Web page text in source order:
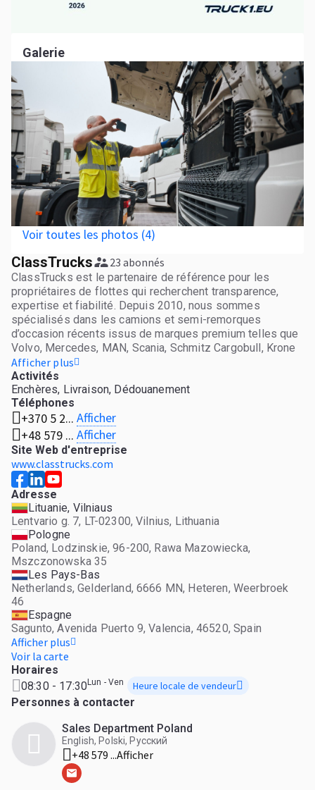
ClassTrucks 23 abonnés
ClassTrucks est le partenaire de référence pour les
propriétaires de flottes qui recherchent transparence,
expertise et fiabilité. Depuis 2010, nous sommes
spécialisés dans les camions et semi-remorques
d’occasion récents issus de marques premium telles que
Volvo, Mercedes, MAN, Scania, Schmitz Cargobull, Krone
et Chereau. Tous nos véhicules proviennent d’un seul
propriétaire et sont accompagnés d’un historique
d’entretien complet. Avant la vente, chaque véhicule
bénéficie d’un contrôle technique agréé par le
constructeur ainsi que d’un contrôle qualité final,
garantissant qu’il est prêt à prendre la route
immédiatement. Présents en Espagne, aux Pays-Bas, en
Pologne et en Lituanie, nous proposons à la fois des
volumes importants de véhicules aux spécifications
identiques et des sélections personnalisées de marques
premium, alliant parfaitement prix d’achat et haute
performance. Notre service tout-en-un simplifie le
processus d’achat afin que les gestionnaires de flotte
puissent se concentrer sur leur activité. En tant que
partenaire fiable et transparent, ClassTrucks facilite le
renouvellement et l’expansion des flottes, de manière
simple, économique et au bon moment.
Afficher plus
Activités
Enchères, Livraison, Dédouanement
Téléphones
+370 5 2... Afficher
+48 579 ... Afficher
Site Web d'entreprise
www.classtrucks.com
Adresse
Lituanie, Vilniaus
Lentvario g. 7, LT-02300, Vilnius, Lithuania
Pologne
Poland, Lodzinskie, 96-200, Rawa Mazowiecka,
Mszczonowska 35
Les Pays-Bas
Netherlands, Gelderland, 6666 MN, Heteren, Weerbroek
46
Espagne
Sagunto, Avenida Puerto 9, Valencia, 46520, Spain
Afficher plus
Voir la carte
Horaires
08:30 - 17:30Lun - Ven Heure locale de vendeur
Personnes à contacter
Sales Department Poland
English, Polski, Русский
+48 579 ...Afficher
Galerie
Voir toutes les photos (4)